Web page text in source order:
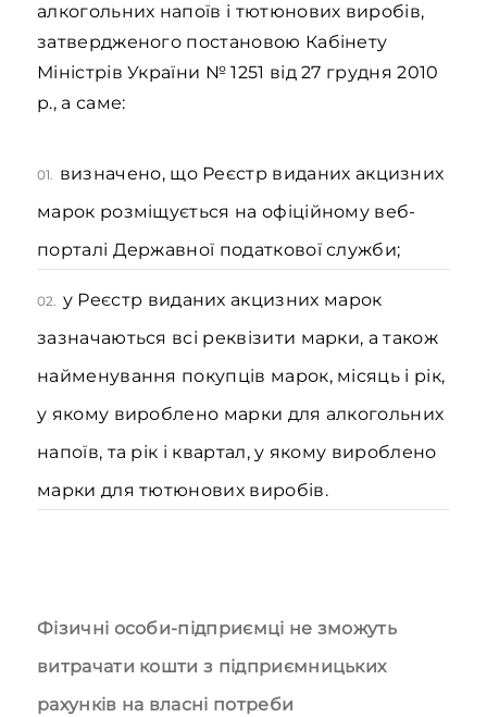
алкогольних напоїв і тютюнових виробів,
затвердженого постановою Кабінету
Міністрів України № 1251 від 27 грудня 2010
р., а саме:
01. визначено, що Реєстр виданих акцизних
марок розміщується на офіційному веб-
порталі Державної податкової служби;
02. у Реєстр виданих акцизних марок
зазначаються всі реквізити марки, а також
найменування покупців марок, місяць і рік,
у якому вироблено марки для алкогольних
напоїв, та рік і квартал, у якому вироблено
марки для тютюнових виробів.
Фізичні особи-підприємці не зможуть
витрачати кошти з підприємницьких
рахунків на власні потреби